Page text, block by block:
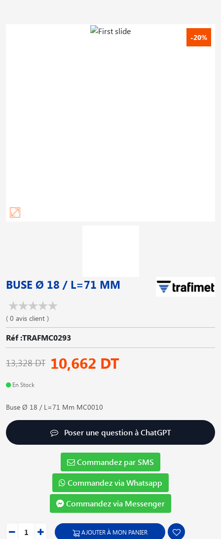
-20%
BUSE Ø 18 / L=71 MM
( 0 avis client )
Réf :TRAFMC0293
13,328 DT 10,662 DT
En Stock
Buse Ø 18 / L=71 Mm MC0010
Poser une question à ChatGPT
Commandez par SMS
Commandez via Whatsapp
Commandez via Messenger
AJOUTER À MON PANIER